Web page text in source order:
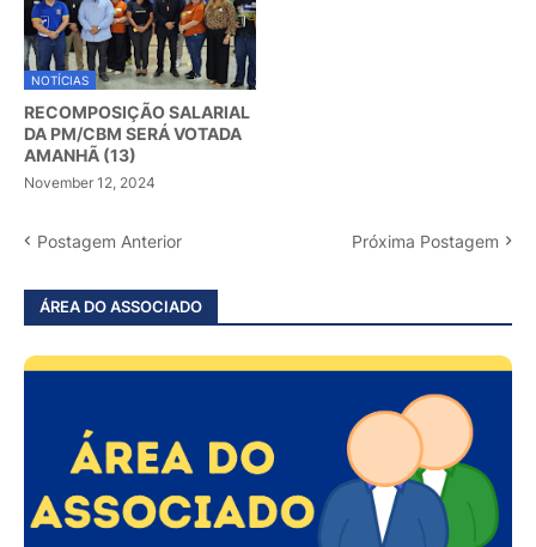
NOTÍCIAS
RECOMPOSIÇÃO SALARIAL
DA PM/CBM SERÁ VOTADA
AMANHÃ (13)
November 12, 2024
Postagem Anterior Próxima Postagem
ÁREA DO ASSOCIADO